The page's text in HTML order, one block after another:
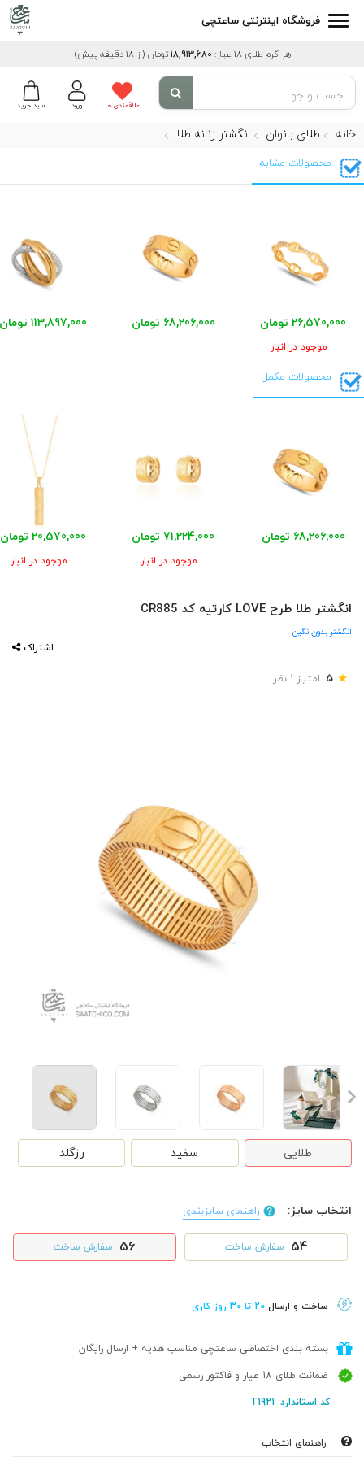
فروشگاه اینترنتی ساعتچی
هر گرم طلای 18 عیار: 18,913,680 تومان (از 18 دقیقه پیش)
سبد خرید ورود علاقمندی ها
خانه طلای بانوان انگشتر زنانه طلا
محصولات مشابه
26,570,000 تومان
موجود در انبار
68,206,000 تومان 113,897,000 تومان
محصولات مکمل
68,206,000 تومان 71,224,000 تومان
موجود در انبار
20,570,000 تومان
موجود در انبار
انگشتر طلا طرح LOVE کارتیه کد CR885
انگشتر بدون نگین
اشتراک
★
5 امتیاز 1 نظر
طلایی سفید رزگلد
انتخاب سایز: راهنمای سایزبندی
54 سفارش ساخت 56 سفارش ساخت
ساخت و ارسال 20 تا 30 روز کاری
بسته بندی اختصاصی ساعتچی مناسب هدیه + ارسال رایگان
ضمانت طلای 18 عیار و فاکتور رسمی
کد استاندارد: T1921
راهنمای انتخاب